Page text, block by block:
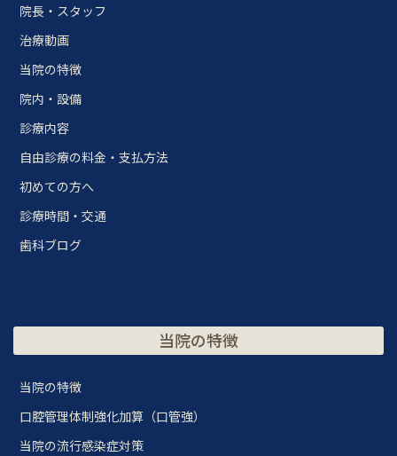
院長・スタッフ
治療動画
当院の特徴
院内・設備
診療内容
自由診療の料金・支払方法
初めての方へ
診療時間・交通
歯科ブログ
当院の特徴
当院の特徴
口腔管理体制強化加算（口管強）
当院の流行感染症対策